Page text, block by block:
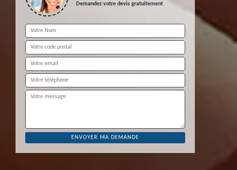
Demandez votre devis gratuitement